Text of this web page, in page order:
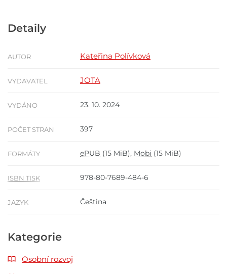
Detaily
AUTOR Kateřina Polívková
VYDAVATEL JOTA
VYDÁNO 23. 10. 2024
POČET STRAN 397
FORMÁTY ePUB (15 MiB), Mobi (15 MiB)
ISBN TISK 978-80-7689-484-6
JAZYK Čeština
Kategorie
Osobní rozvoj